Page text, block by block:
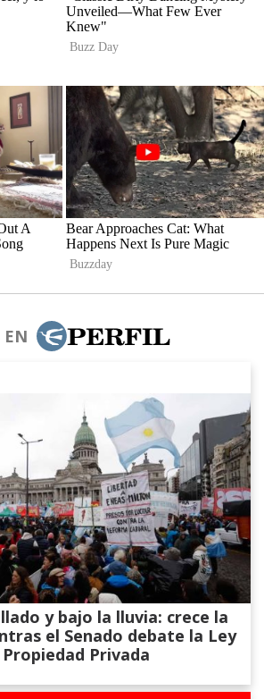
EN
y bajo la lluvia: crece la
el Senado debate la Ley
Privada